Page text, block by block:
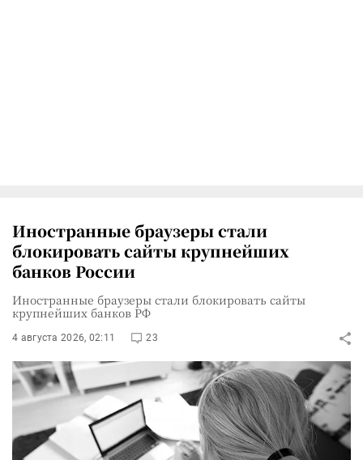
Иностранные браузеры стали
блокировать сайты крупнейших
банков России
Иностранные браузеры стали блокировать сайты
крупнейших банков РФ
4 августа 2026, 02:11 23